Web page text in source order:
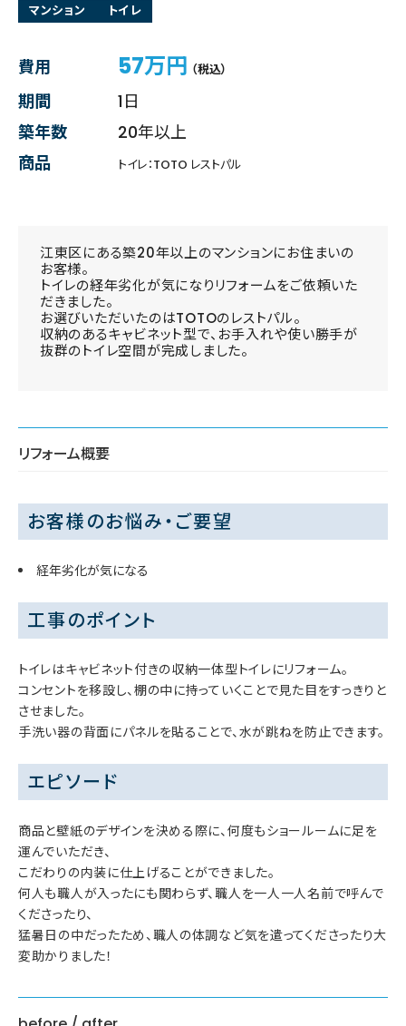
マンション トイレ
費用 57万円 （税込）
期間
1日
築年数
20年以上
商品
トイレ：TOTO レストパル
江東区にある築20年以上のマンションにお住まいの
お客様。
トイレの経年劣化が気になりリフォームをご依頼いた
だきました。
お選びいただいたのはTOTOのレストパル。
収納のあるキャビネット型で、お手入れや使い勝手が
抜群のトイレ空間が完成しました。
リフォーム概要
お客様のお悩み・ご要望
経年劣化が気になる
工事のポイント
トイレはキャビネット付きの収納一体型トイレにリフォーム。
コンセントを移設し、棚の中に持っていくことで見た目をすっきりと
させました。
手洗い器の背面にパネルを貼ることで、水が跳ねを防止できます。
エピソード
商品と壁紙のデザインを決める際に、何度もショールームに足を
運んでいただき、
こだわりの内装に仕上げることができました。
何人も職人が入ったにも関わらず、職人を一人一人名前で呼んで
くださったり、
猛暑日の中だったため、職人の体調など気を遣ってくださったり大
変助かりました！